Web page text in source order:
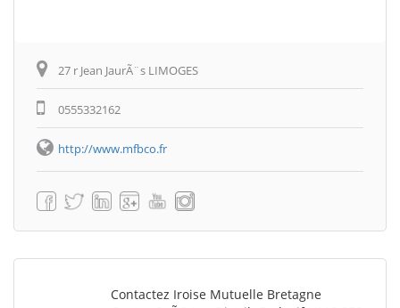
27 r Jean JaurÃ¨s LIMOGES
0555332162
http://www.mfbco.fr
Contactez Iroise Mutuelle Bretagne